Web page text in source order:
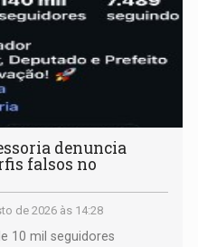
denuncia
falsos no
de 2026 às 14:28
10 mil seguidores